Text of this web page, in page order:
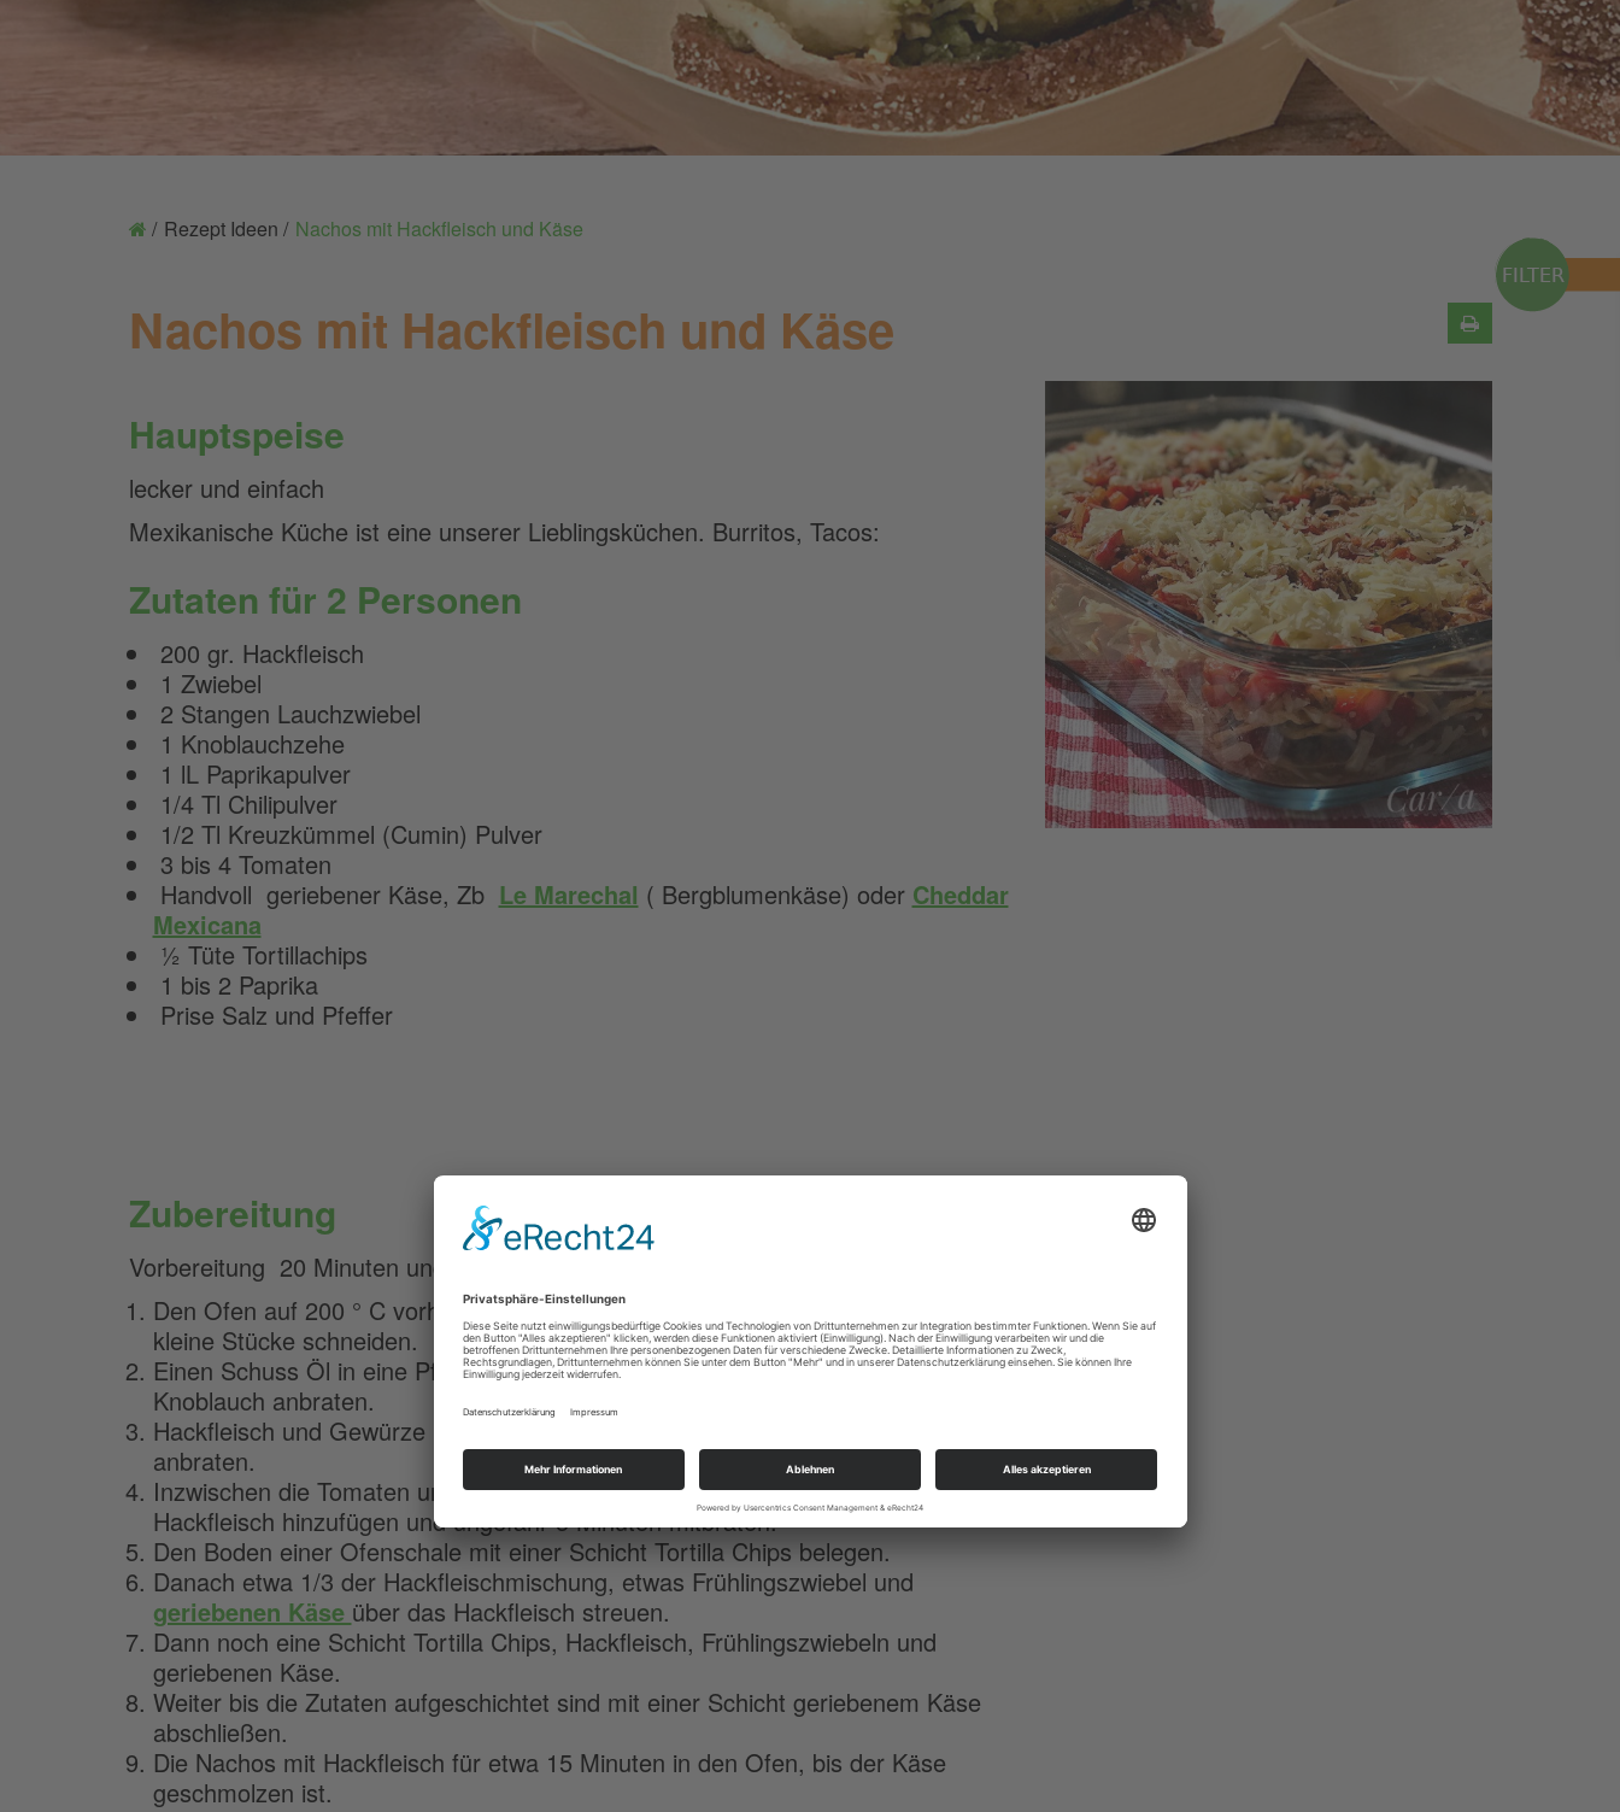
Rezept Ideen Nachos mit Hackfleisch und Käse
Nachos mit Hackfleisch und Käse
Hauptspeise
lecker und einfach
Mexikanische Küche ist eine unserer Lieblingsküchen. Burritos, Tacos:
Zutaten für 2 Personen
200 gr. Hackfleisch
1 Zwiebel
2 Stangen Lauchzwiebel
1 Knoblauchzehe
1 lL Paprikapulver
1/4 Tl Chilipulver
1/2 Tl Kreuzkümmel (Cumin) Pulver
3 bis 4 Tomaten
Handvoll geriebener Käse, Zb Le Marechal ( Bergblumenkäse) oder Cheddar
Mexicana
½ Tüte Tortillachips
1 bis 2 Paprika
Prise Salz und Pfeffer
Zubereitung
Vorbereitung 20 Minuten und dann weitere 15 Minuten im Ofen:
Den Ofen auf 200 ° C vorheizen.Zwiebel, Frühlingszwiebel und Knoblauch in
kleine Stücke schneiden.
Einen Schuss Öl in eine Pfanne gießen und die Zwiebel und den
Knoblauch anbraten.
Hackfleisch und Gewürze nach etwa 2 Minuten hinzufügen und das Hackfleisch
anbraten.
Inzwischen die Tomaten und Paprika in Stücke schneiden und zum
Hackfleisch hinzufügen und ungefähr 5 Minuten mitbraten.
Den Boden einer Ofenschale mit einer Schicht Tortilla Chips belegen.
Danach etwa 1/3 der Hackfleischmischung, etwas Frühlingszwiebel und
geriebenen Käse über das Hackfleisch streuen.
Dann noch eine Schicht Tortilla Chips, Hackfleisch, Frühlingszwiebeln und
geriebenen Käse.
Weiter bis die Zutaten aufgeschichtet sind mit einer Schicht geriebenem Käse
abschließen.
Die Nachos mit Hackfleisch für etwa 15 Minuten in den Ofen, bis der Käse
geschmolzen ist.